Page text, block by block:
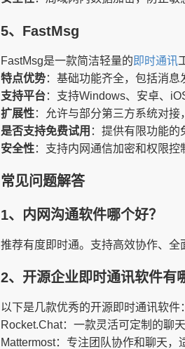
5、FastMsg
FastMsg是一款简洁轻量的即时通讯
特点优势：基础功能齐全，包括消息
支持平台：支持Windows、安卓、
扩展性：允许与部分第三方系统对接
是否支持免费试用 ：提供有限功能的
安全性：支持内网通信加密和权限控
常见问题解答
1、内网沟通软件哪个好？
推荐有度即时通。支持高效协作、全
2、开源企业即时通讯软件有
以下是几款优秀的开源即时通讯软件：
Rocket.Chat：一款灵活可定制的聊
Mattermost：专注团队协作和聊天